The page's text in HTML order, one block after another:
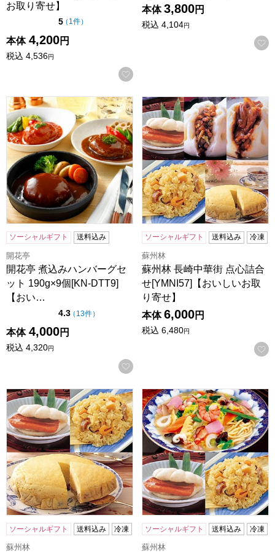
お取り寄せ】
5点（5点満点中）
（ 1件の評価
）
本体 4,200円
税込 4,536円
お気に入りに登録する
本体 3,800円
税込 4,104円
開花亭 煮込みハンバーグセット 190g×9個[KN-DTT9]【おい
ソーシャルギフト 送料込み
開花亭
開花亭 煮込みハンバーグセ
ット 190g×9個[KN-DTT9]
【おい…
4.3点（5点満点中）
（ 13件の評価
）
本体 4,000円
税込 4,320円
お気に入りに登録する
蘇州林 長崎中華街 点心詰合
ソーシャルギフト 送料込み 冷凍
蘇州林
蘇州林 長崎中華街 点心詰合
せ[YMNI57]【おいしいお取
り寄せ】
本体 6,000円
税込 6,480円
蘇州林 長崎中華街 点心詰合せ[YNI44]【おいしいお取り寄せ
ソーシャルギフト 送料込み 冷凍
蘇州林
蘇州林 長崎中華街詰合せ
ソーシャルギフト 送料込み 冷凍
蘇州林